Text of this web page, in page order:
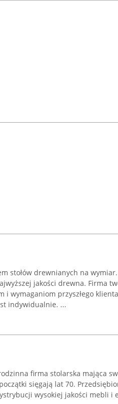
stołów drewnianych na
jakości drewna. Firma
i wymaganiom przyszłego
indywidualnie. ...
firma stolarska mająca
sięgają lat 70.
wysokiej jakości mebli i